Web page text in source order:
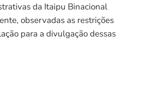
da Itaipu Binacional
observadas as restrições
para a divulgação dessas